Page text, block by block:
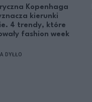
Kopenhaga
kierunki
4 trendy, które
fashion week
DYŁŁO